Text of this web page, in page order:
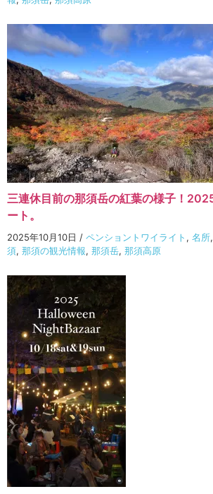
三連休目前の那須岳の紅葉の様子！
ート。
2025年10月10日 / ペンショントワイライト , 名所,
須, 那須の観光情報, 那須岳, 那須高原